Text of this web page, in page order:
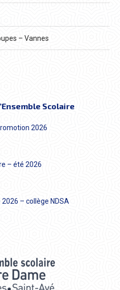
– Vannes
Scolaire
2026
– été 2026
– collège NDSA